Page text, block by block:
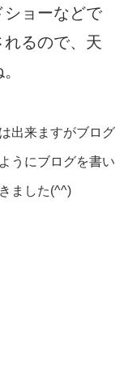
ョーなどで
るので、天
出来ますがブログ
うにブログを書い
ました(^^)